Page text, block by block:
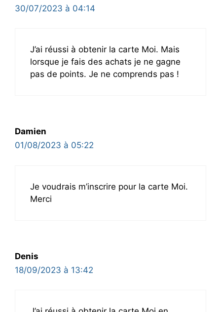
30/07/2023 à 04:14
J’ai réussi à obtenir la carte Moi. Mais
lorsque je fais des achats je ne gagne
pas de points. Je ne comprends pas !
Damien
01/08/2023 à 05:22
Je voudrais m’inscrire pour la carte Moi.
Merci
Denis
18/09/2023 à 13:42